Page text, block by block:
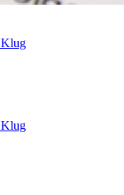
Klug
Klug